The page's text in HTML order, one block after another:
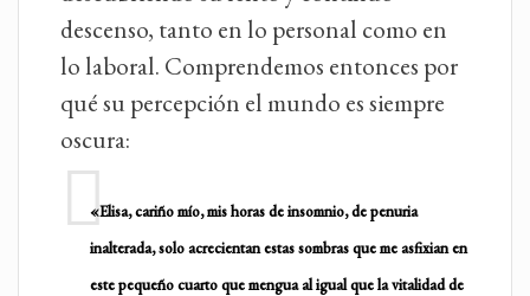
descenso, tanto en lo personal como en
lo laboral. Comprendemos entonces por
qué su percepción el mundo es siempre
oscura:
«Elisa, cariño mío, mis horas de insomnio, de penuria
inalterada, solo acrecientan estas sombras que me asfixian en
este pequeño cuarto que mengua al igual que la vitalidad de